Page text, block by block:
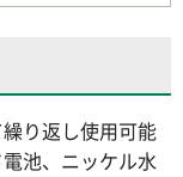
り返し使用可能
池、ニッケル水